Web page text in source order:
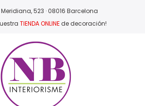
523 · 08016 Barcelona
TIENDA ONLINEde decoración!